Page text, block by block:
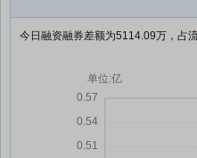
今日融资融券差额为5114.09万，占